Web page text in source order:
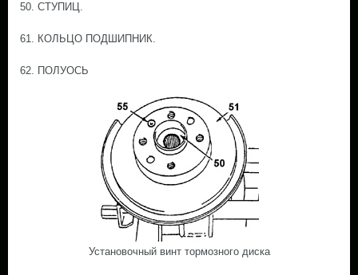
50. СТУПИЦ.
61. КОЛЬЦО ПОДШИПНИК.
62. ПОЛУОСЬ
Установочный винт тормозного диска